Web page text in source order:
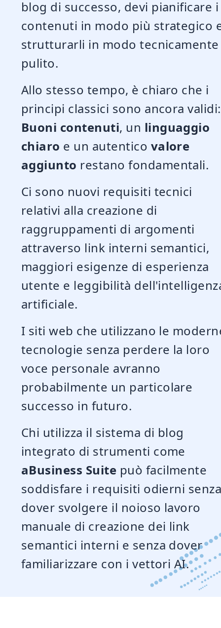
blog di successo, devi pianificare i
contenuti in modo più strategico
strutturarli in modo tecnicamente
pulito.
Allo stesso tempo, è chiaro che i
principi classici sono ancora validi:
Buoni contenuti, un linguaggio
chiaro e un autentico valore
aggiunto restano fondamentali.
Ci sono nuovi requisiti tecnici
relativi alla creazione di
raggruppamenti di argomenti
attraverso link interni semantici,
maggiori esigenze di esperienza
utente e leggibilità
artificiale.
I siti web che utilizzano le
tecnologie senza perdere la loro
voce personale avranno
probabilmente un particolare
successo in futuro.
Chi utilizza il sistema di blog
integrato di strumenti come
aBusiness Suite può facilmente
soddisfare i requisiti odierni
dover svolgere il noioso lavoro
manuale di creazione dei link
semantici interni e senza dover
familiarizzare con i vettori AI.